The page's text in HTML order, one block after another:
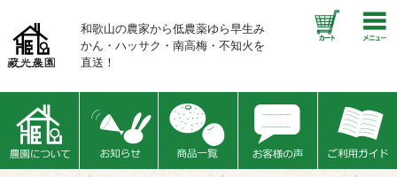
和歌山の農家から低農薬ゆら早生み
かん・ハッサク・南高梅・不知火を
直送！